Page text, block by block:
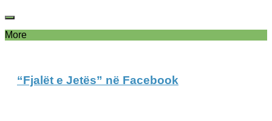
More
“Fjalët e Jetës” në Facebook